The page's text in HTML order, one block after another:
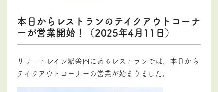
本日からレストランのテイクアウトコーナ
ーが営業開始！（2025年4月11日）
リリートレイン駅舎内にあるレストランでは、本日から
テイクアウトコーナーの営業が始まりました。